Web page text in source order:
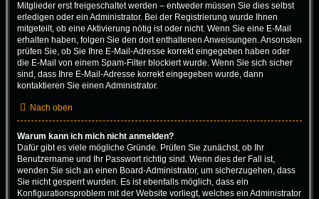
Mitglieder erst freigeschaltet werden – entweder müssen Sie dies selbst
erledigen oder ein Administrator. Bei der Registrierung wurde Ihnen
mitgeteilt, ob eine Aktivierung nötig ist oder nicht. Wenn Sie eine E-Mail
erhalten haben, folgen Sie den dort enthaltenen Anweisungen. Ansonsten
prüfen Sie, ob Sie Ihre E-Mail-Adresse korrekt eingegeben haben oder
die E-Mail von einem Spam-Filter blockiert wurde. Wenn Sie sich sicher
sind, dass Ihre E-Mail-Adresse korrekt eingegeben wurde, dann
kontaktieren Sie einen Administrator.
Nach oben
Warum kann ich mich nicht anmelden?
Dafür gibt es viele mögliche Gründe. Prüfen Sie zunächst, ob Ihr
Benutzername und Ihr Passwort richtig sind. Wenn dies der Fall ist,
wenden Sie sich an einen Board-Administrator, um sicherzugehen, dass
Sie nicht gesperrt wurden. Es ist ebenfalls möglich, dass ein
Konfigurationsproblem mit der Website vorliegt, welches ein Administrator